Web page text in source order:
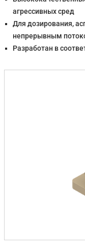
агрессивных сред
Для дозирования,
непрерывным
Разработан в